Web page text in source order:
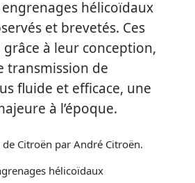
engrenages hélicoïdaux
et brevetés. Ces
à leur conception,
transmission de
fluide et efficace, une
à l’époque.
de Citroën par André Citroën.
hélicoïdaux